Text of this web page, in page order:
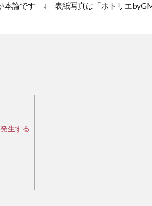
が本論です ↓ 表紙写真は「ホトリエ
生する